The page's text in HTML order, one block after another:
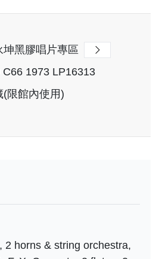
坤黑膠唱片專區
C66 1973 LP16313
(限館內使用)
2 horns & string orchestra,